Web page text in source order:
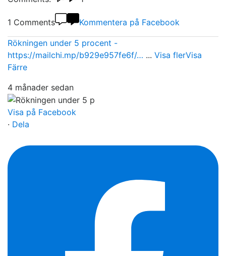
1 Comments Kommentera på Facebook
Rökningen under 5 procent -
https://mailchi.mp/b929e957fe6f/… ... Visa flerVisa
Färre
4 månader sedan
Visa på Facebook
· Dela